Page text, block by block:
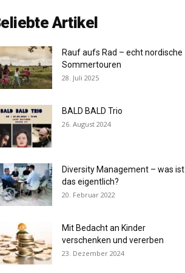
Artikel
Rauf aufs Rad – echt nordische
Sommertouren
28. Juli 2025
BALD BALD Trio
26. August 2024
Diversity Management – was ist
das eigentlich?
20. Februar 2022
Mit Bedacht an Kinder
verschenken und vererben
23. Dezember 2024